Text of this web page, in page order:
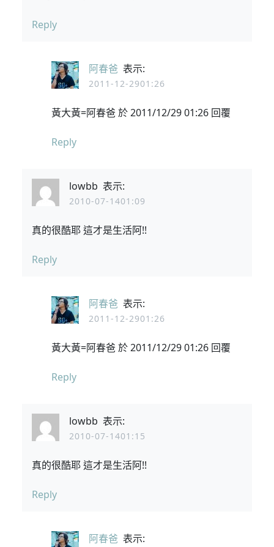
Reply
阿春爸 表示:
2011-12-2901:26
黃大黃=阿春爸 於 2011/12/29 01:26 回覆
Reply
lowbb 表示:
2010-07-1401:09
真的很酷耶 這才是生活阿!!
Reply
阿春爸 表示:
2011-12-2901:26
黃大黃=阿春爸 於 2011/12/29 01:26 回覆
Reply
lowbb 表示:
2010-07-1401:15
真的很酷耶 這才是生活阿!!
Reply
阿春爸 表示: